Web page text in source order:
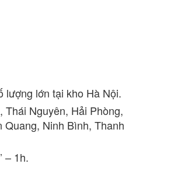
lớn tại kho Hà Nội.
Thái Nguyên, Hải Phòng,
Ninh Bình, Thanh
– 1h.